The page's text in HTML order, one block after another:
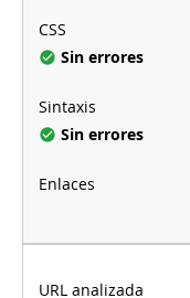
Sin errores
Sin errores